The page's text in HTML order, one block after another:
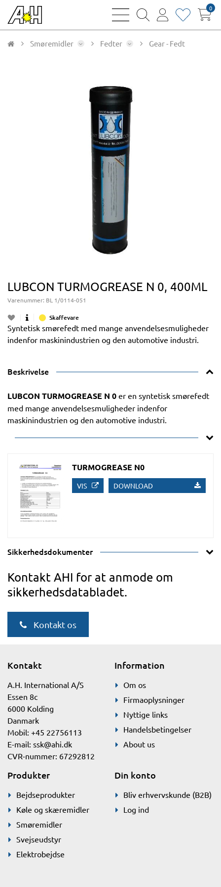
bars
magnifying
user
heart0
Smøremidler Fedter Gear - Fedt
LUBCON TURMOGREASE N 0, 400ML
Varenummer: BL 1/0114-051
Skaffevare
Syntetisk smørefedt med mange anvendelsesmuligheder
indenfor maskinindustrien og den automotive industri.
Beskrivelse
LUBCON TURMOGREASE N 0 er en syntetisk smørefedt
med mange anvendelsesmuligheder indenfor
maskinindustrien og den automotive industri.
TURMOGREASE N0
VIS DOWNLOAD
Sikkerhedsdokumenter
Kontakt AHI for at anmode om
sikkerhedsdatabladet.
Kontakt os
Kontakt
A.H. International A/S
Essen 8c
6000 Kolding
Danmark
Mobil: +45 22756113
E-mail: ssk@ahi.dk
CVR-nummer: 67292812
Information
Om os
Firmaoplysninger
Nyttige links
Handelsbetingelser
About us
Produkter
Bejdseprodukter
Køle og skæremidler
Smøremidler
Svejseudstyr
Elektrobejdse
Din konto
Bliv erhvervskunde (B2B)
Log ind